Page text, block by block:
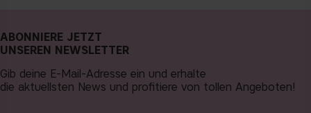
ABONNIERE JETZT
UNSEREN NEWSLETTER
Gib deine E-Mail-Adresse ein und erhalte
die aktuellsten News und profitiere von tollen Angeboten!